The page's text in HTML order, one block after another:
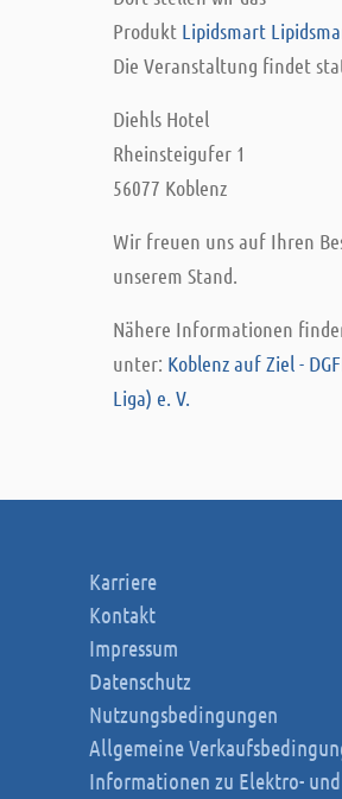
Produkt Lipidsmart
Die Veranstaltung findet
Diehls Hotel
Rheinsteigufer 1
56077 Koblenz
Wir freuen uns auf Ihren
unserem Stand.
Nähere Informationen
unter: Koblenz auf Ziel -
Liga) e. V.
Karriere
Kontakt
Impressum
Datenschutz
Nutzungsbedingungen
Allgemeine
Informationen zu Elektro-